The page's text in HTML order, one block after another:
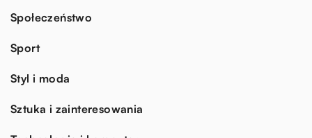
Społeczeństwo
Sport
Styl i moda
Sztuka i zainteresowania